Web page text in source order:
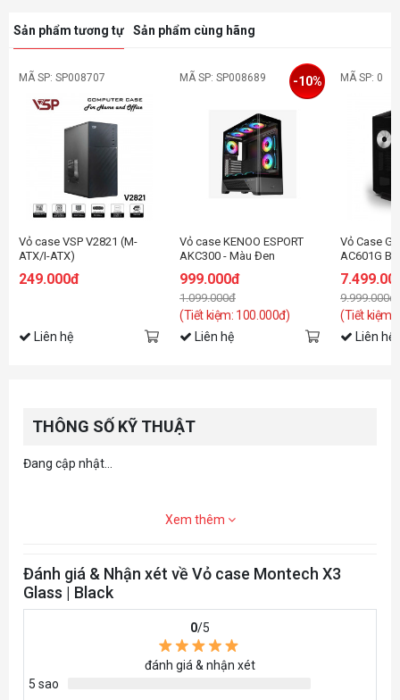
Sản phẩm tương tự Sản phẩm cùng hãng
MÃ SP: SP008707
Vỏ case VSP V2821 (M-
ATX/I-ATX)
249.000đ
Liên hệ
MÃ SP: SP008689
Vỏ case KENOO ESPORT
AKC300 - Màu Đen
999.000đ
1.099.000đ
(Tiết kiệm: 100.000đ)
-10%
Liên hệ
MÃ SP: 0
Vỏ Case
AC601G
9.999.000đ
(Tiết kiệm:
Liên hệ
THÔNG SỐ KỸ THUẬT
Đang cập nhật...
Xem thêm
Đánh giá & Nhận xét về Vỏ case Montech X3
Glass | Black
0/5
đánh giá & nhận xét
5 sao